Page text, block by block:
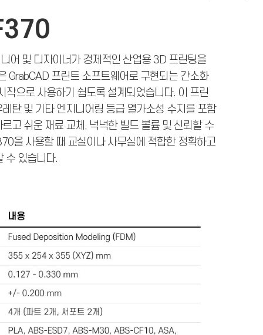
어 및 디자이너가 경제적인 산업용 3D 프린팅을
GrabCAD 프린트 소프트웨어로 구현되는 간소화
으로 사용하기 쉽도록 설계되었습니다. 이 프린
탄 및 기타 엔지니어링 등급 열가소성 수지를 포함
고 쉬운 재료 교체, 넉넉한 빌드 볼륨 및 신뢰할 수
을 사용할 때 교실이나 사무실에 적합한 정확하고
수 있습니다.